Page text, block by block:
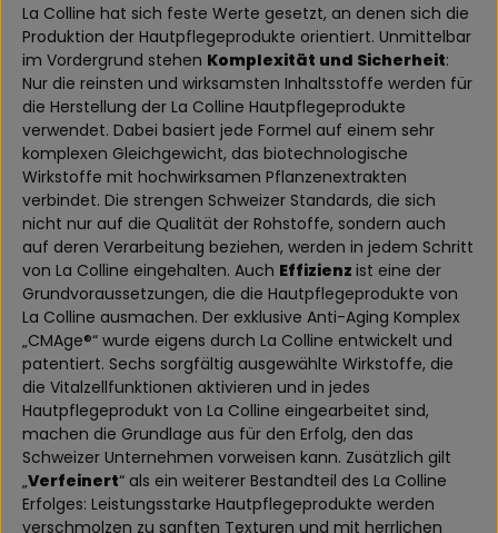
La Colline hat sich feste Werte gesetzt, an denen sich die
Produktion der Hautpflegeprodukte orientiert. Unmittelbar
im Vordergrund stehen Komplexität und Sicherheit:
Nur die reinsten und wirksamsten Inhaltsstoffe werden für
die Herstellung der La Colline Hautpflegeprodukte
verwendet. Dabei basiert jede Formel auf einem sehr
komplexen Gleichgewicht, das biotechnologische
Wirkstoffe mit hochwirksamen Pflanzenextrakten
verbindet. Die strengen Schweizer Standards, die sich
nicht nur auf die Qualität der Rohstoffe, sondern auch
auf deren Verarbeitung beziehen, werden in jedem Schritt
von La Colline eingehalten. Auch Effizienz ist eine der
Grundvoraussetzungen, die die Hautpflegeprodukte von
La Colline ausmachen. Der exklusive Anti-Aging Komplex
„CMAge®“ wurde eigens durch La Colline entwickelt und
patentiert. Sechs sorgfältig ausgewählte Wirkstoffe, die
die Vitalzellfunktionen aktivieren und in jedes
Hautpflegeprodukt von La Colline eingearbeitet sind,
machen die Grundlage aus für den Erfolg, den das
Schweizer Unternehmen vorweisen kann. Zusätzlich gilt
„Verfeinert“ als ein weiterer Bestandteil des La Colline
Erfolges: Leistungsstarke Hautpflegeprodukte werden
verschmolzen zu sanften Texturen und mit herrlichen